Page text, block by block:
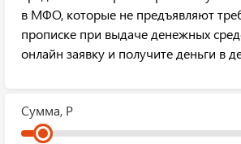
в МФО, которые не предъявляют
прописке при выдаче денежных
онлайн заявку и получите деньги в
Сумма, Р